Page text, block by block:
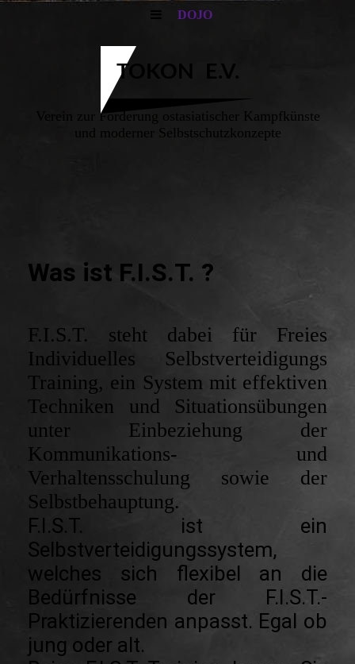
DOJO
TOKON E.V.
Verein zur Förderung ostasiatischer Kampfkünste
und moderner Selbstschutzkonzepte
Was ist F.I.S.T. ?
F.I.S.T. steht dabei für Freies
Individuelles Selbstverteidigungs
Training, ein System mit effektiven
Techniken und Situationsübungen
unter Einbeziehung der
Kommunikations- und
Verhaltensschulung sowie der
Selbstbehauptung.
F.I.S.T. ist ein
Selbstverteidigungssystem,
welches sich flexibel an die
Bedürfnisse der F.I.S.T.-
Praktizierenden anpasst. Egal ob
jung oder alt.